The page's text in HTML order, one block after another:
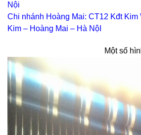
Nội
Chi nhánh Hoàng Mai: CT12 Kđt
Kim – Hoàng Mai – Hà NộI
Một số hình